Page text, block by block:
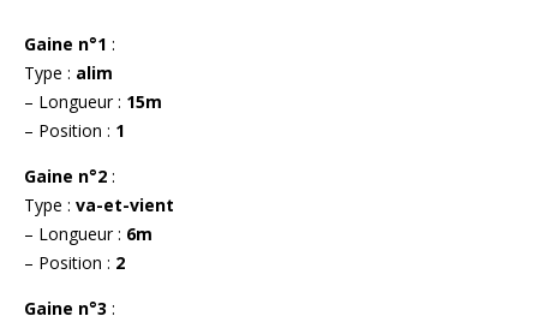
Gaine n°1 :
Type : alim
– Longueur : 15m
– Position : 1
Gaine n°2 :
Type : va-et-vient
– Longueur : 6m
– Position : 2
Gaine n°3 :